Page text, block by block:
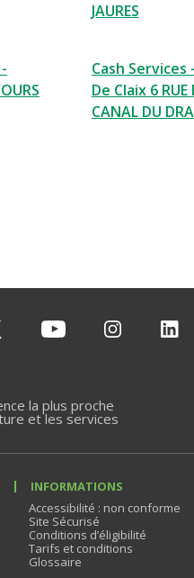
JAURES
Cash Services
De Claix 6 RUE
CANAL DU
la plus proche
et les services
INFORMATIONS
Accessibilité : non conforme
Site Sécurisé
Conditions d’éligibilité
Tarifs et conditions
Glossaire